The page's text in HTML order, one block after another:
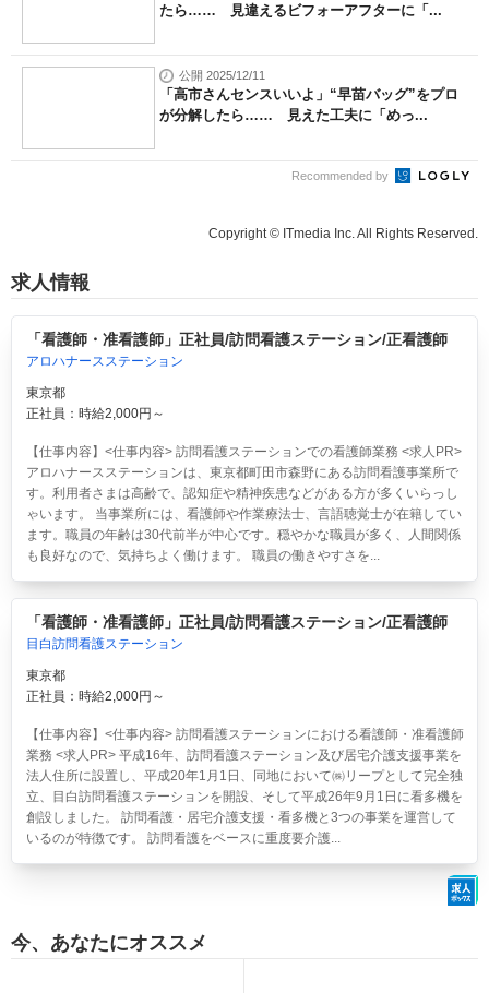
たら…… 見違えるビフォーアフターに「...
公開 2025/12/11
「高市さんセンスいいよ」“早苗バッグ”をプロ
が分解したら…… 見えた工夫に「めっ...
Recommended by
Copyright © ITmedia Inc. All Rights Reserved.
求人情報
「看護師・准看護師」正社員/訪問看護ステーション/正看護師
アロハナースステーション
東京都
正社員：時給2,000円～
【仕事内容】<仕事内容> 訪問看護ステーションでの看護師業務 <求人PR>
アロハナースステーションは、東京都町田市森野にある訪問看護事業所で
す。利用者さまは高齢で、認知症や精神疾患などがある方が多くいらっし
ゃいます。 当事業所には、看護師や作業療法士、言語聴覚士が在籍してい
ます。職員の年齢は30代前半が中心です。穏やかな職員が多く、人間関係
も良好なので、気持ちよく働けます。 職員の働きやすさを...
「看護師・准看護師」正社員/訪問看護ステーション/正看護師
目白訪問看護ステーション
東京都
正社員：時給2,000円～
【仕事内容】<仕事内容> 訪問看護ステーションにおける看護師・准看護師
業務 <求人PR> 平成16年、訪問看護ステーション及び居宅介護支援事業を
法人住所に設置し、平成20年1月1日、同地において㈱リープとして完全独
立、目白訪問看護ステーションを開設、そして平成26年9月1日に看多機を
創設しました。 訪問看護・居宅介護支援・看多機と3つの事業を運営して
いるのが特徴です。 訪問看護をベースに重度要介護...
今、あなたにオススメ